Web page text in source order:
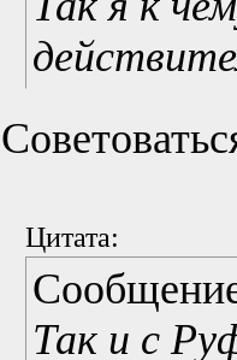
Цитата:
Так и с